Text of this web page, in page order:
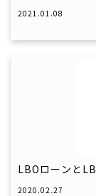
2021.01.08
LBOローンと
2020.02.27